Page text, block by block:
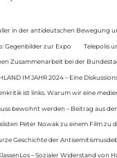
in der antideutschen Bewegung
Gegenbilder zur Expo Telepolis
Zusammenarbeit bei der
IM JAHR 2024 – Eine
ist links. Warum wir eine
bewohnt werden – Beitrag aus
Peter Nowak zu einem Film zu
Geschichte der
– Sozialer Widerstand von